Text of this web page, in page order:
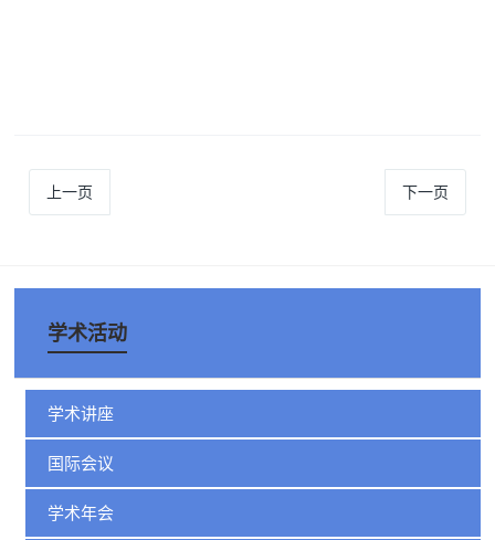
上一页 下一页
学术活动
学术讲座
国际会议
学术年会